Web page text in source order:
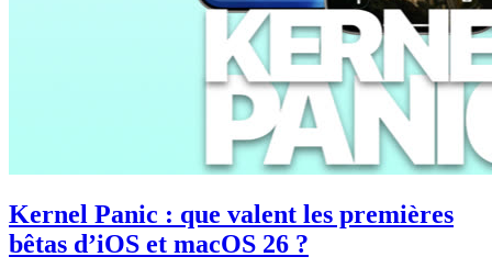
Kernel Panic : que valent les premières
bêtas d’iOS et macOS 26 ?